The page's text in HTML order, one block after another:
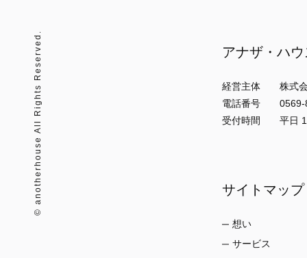
アナザ・ハ
経営主体 株式会
電話番号 0569-
受付時間 平日
サイトマップ
想い
サービス
© anotherhouse All Rights Reserved.